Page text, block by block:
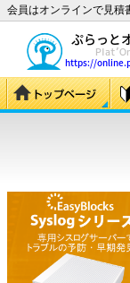
会員はオンラインで見積